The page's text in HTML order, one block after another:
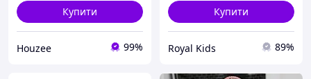
Купити
Houzee 99%
Купити
Royal Kids 89%